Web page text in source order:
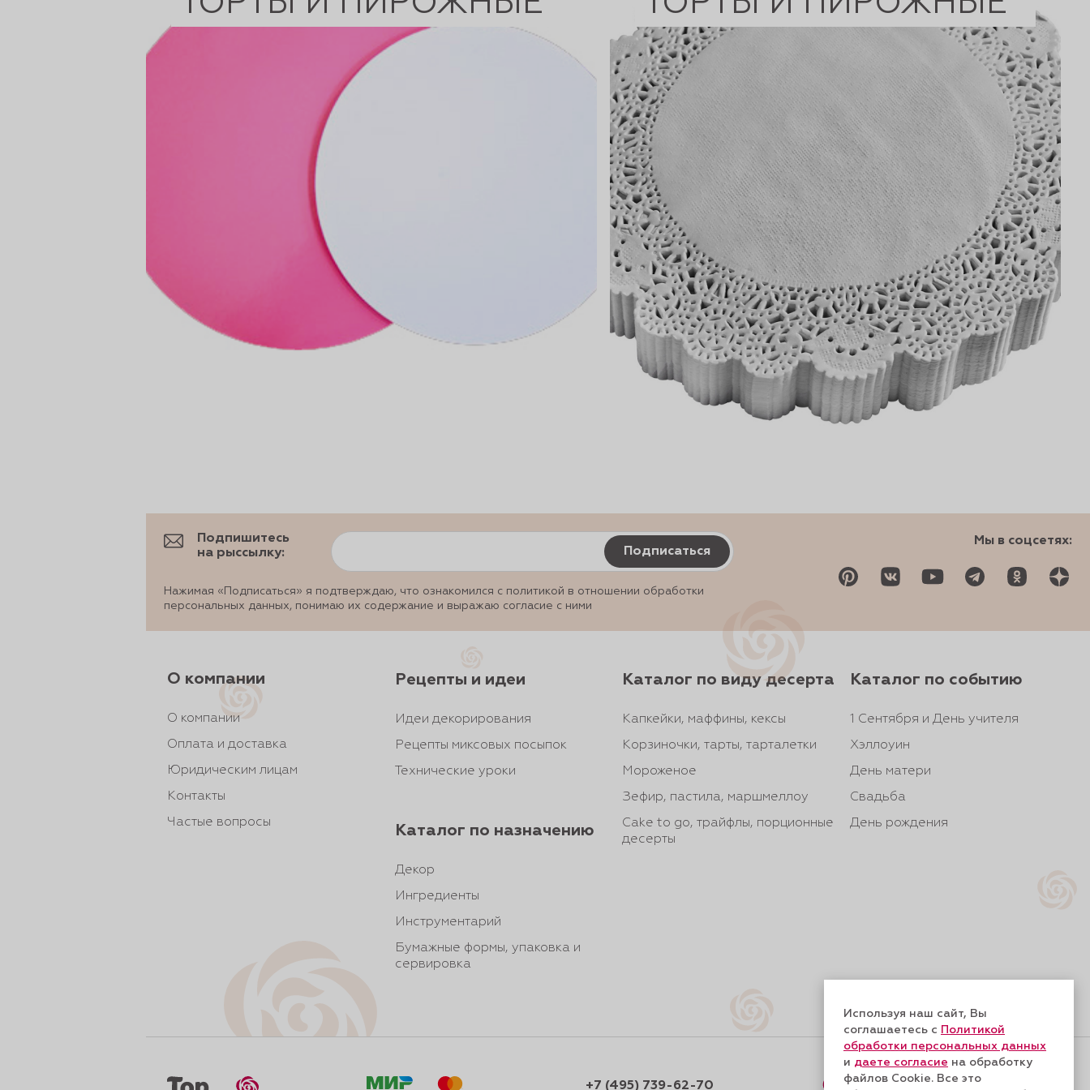
Подпишитесь
на рыссылку:
Подписаться
Нажимая «Подписаться» я подтверждаю, что ознакомился с политикой в отношении обработки
персональных данных, понимаю их содержание и выражаю согласие с ними
Мы в соцсетях:
О компании
О компании
Оплата и доставка
Юридическим лицам
Контакты
Частые вопросы
Рецепты и идеи
Идеи декорирования
Рецепты миксовых посыпок
Технические уроки
Каталог по назначению
Декор
Ингредиенты
Инструментарий
Бумажные формы, упаковка и
сервировка
Каталог по виду десерта
Капкейки, маффины, кексы
Корзиночки, тарты, тарталетки
Мороженое
Зефир, пастила, маршмеллоу
Cake to go, трайфлы, порционные
десерты
Каталог по событию
1 Сентября и День учителя
Хэллоуин
День матери
Свадьба
День рождения
+7 (495) 739-62-70 Форма обратной связи
Используя наш сайт, Вы
соглашаетесь с Политикой
обработки персональных данных
и даете согласие на обработку
файлов Cookie. Все это